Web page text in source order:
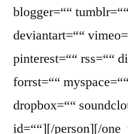
blogger=““
deviantart=““
pinterest=““ rss=““
forrst=““
dropbox=““
id=““][/person][/